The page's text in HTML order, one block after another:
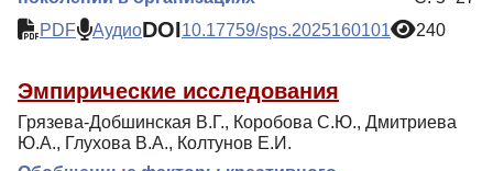
PDF
АудиоDOI10.17759/sps.2025160101 240
Эмпирические исследования
Грязева-Добшинская В.Г., Коробова С.Ю., Дмитриева
Ю.А., Глухова В.А., Колтунов Е.И.